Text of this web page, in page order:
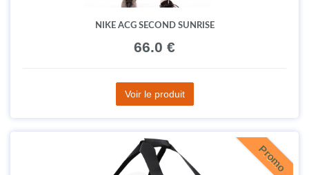
NIKE ACG SECOND SUNRISE
66.0 €
Voir le produit
Promo